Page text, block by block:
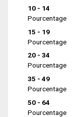
10 - 14
Pourcentage
15 - 19
Pourcentage
20 - 34
Pourcentage
35 - 49
Pourcentage
50 - 64
Pourcentage